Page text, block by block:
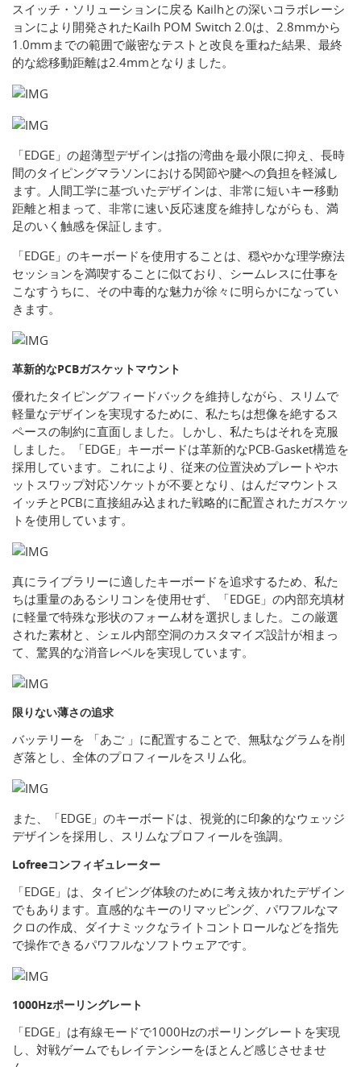
スイッチ・ソリューションに戻る Kailhとの深いコラボレーシ
ョンにより開発されたKailh POM Switch 2.0は、2.8mmから
1.0mmまでの範囲で厳密なテストと改良を重ねた結果、最終
的な総移動距離は2.4mmとなりました。
「EDGE」の超薄型デザインは指の湾曲を最小限に抑え、長時
間のタイピングマラソンにおける関節や腱への負担を軽減し
ます。人間工学に基づいたデザインは、非常に短いキー移動
距離と相まって、非常に速い反応速度を維持しながらも、満
足のいく触感を保証します。
「EDGE」のキーボードを使用することは、穏やかな理学療法
セッションを満喫することに似ており、シームレスに仕事を
こなすうちに、その中毒的な魅力が徐々に明らかになってい
きます。
革新的なPCBガスケットマウント
優れたタイピングフィードバックを維持しながら、スリムで
軽量なデザインを実現するために、私たちは想像を絶するス
ペースの制約に直面しました。しかし、私たちはそれを克服
しました。「EDGE」キーボードは革新的なPCB-Gasket構造を
採用しています。これにより、従来の位置決めプレートやホ
ットスワップ対応ソケットが不要となり、はんだマウントス
イッチとPCBに直接組み込まれた戦略的に配置されたガスケッ
トを使用しています。
真にライブラリーに適したキーボードを追求するため、私た
ちは重量のあるシリコンを使用せず、「EDGE」の内部充填材
に軽量で特殊な形状のフォーム材を選択しました。この厳選
された素材と、シェル内部空洞のカスタマイズ設計が相まっ
て、驚異的な消音レベルを実現しています。
限りない薄さの追求
バッテリーを 「あご 」に配置することで、無駄なグラムを削
ぎ落とし、全体のプロフィールをスリム化。
また、「EDGE」のキーボードは、視覚的に印象的なウェッジ
デザインを採用し、スリムなプロフィールを強調。
Lofreeコンフィギュレーター
「EDGE」は、タイピング体験のために考え抜かれたデザイン
でもあります。直感的なキーのリマッピング、パワフルなマ
クロの作成、ダイナミックなライトコントロールなどを指先
で操作できるパワフルなソフトウェアです。
1000Hzポーリングレート
「EDGE」は有線モードで1000Hzのポーリングレートを実現
し、対戦ゲームでもレイテンシーをほとんど感じさせませ